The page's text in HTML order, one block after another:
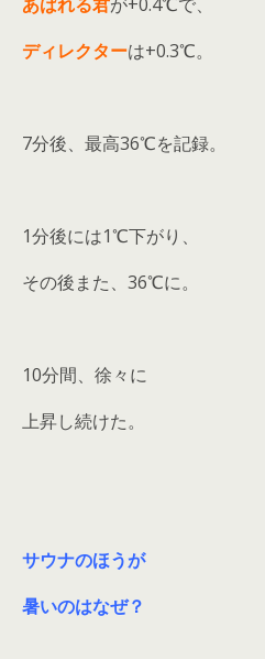
ディレクターは+0.3℃。
7分後、最高36℃を記録。
1分後には1℃下がり、
その後また、36℃に。
10分間、徐々に
上昇し続けた。
サウナのほうが
暑いのはなぜ？